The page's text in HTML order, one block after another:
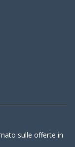
sulle offerte in